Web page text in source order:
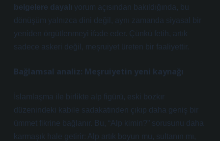
belgelere dayalı yorum açısından bakıldığında, bu
dönüşüm yalnızca dini değil, aynı zamanda siyasal bir
yeniden örgütlenmeyi ifade eder. Çünkü fetih, artık
sadece askeri değil, meşruiyet üreten bir faaliyettir.
Bağlamsal analiz: Meşruiyetin yeni kaynağı
İslamlaşma ile birlikte alp figürü, eski bozkır
düzenindeki kabile sadakatinden çıkıp daha geniş bir
ümmet fikrine bağlanır. Bu, “Alp kimin?” sorusunu daha
karmaşık hale getirir: Alp artık boyun mu, sultanın mı,